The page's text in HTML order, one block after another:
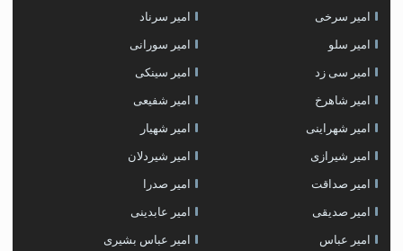
امیر سرخی امیر سرناد
امیر سلو امیر سورانی
امیر سی زد امیر سینکی
امیر شاهرخ امیر شفیعی
امیر شهراینی امیر شهیار
امیر شیرازی امیر شیردلان
امیر صداقت امیر صدرا
امیر صدیقی امیر عابدینی
امیر عباس امیر عباس بشیری